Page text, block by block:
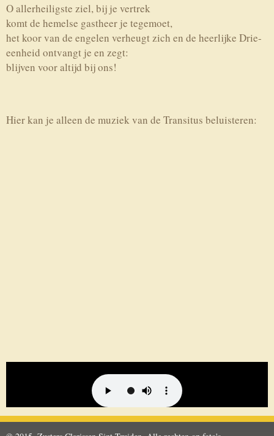
Oallerheiligste ziel,bij je vertrek
komt de hemelse gastheer je tegemoet,
het koor van de engelen verheugt zich en de heerlijke Drie-
eenheid ontvangt je en zegt:
blijven voor altijd bij ons!
Hier kan je alleen de muziek van de Transitus beluisteren: